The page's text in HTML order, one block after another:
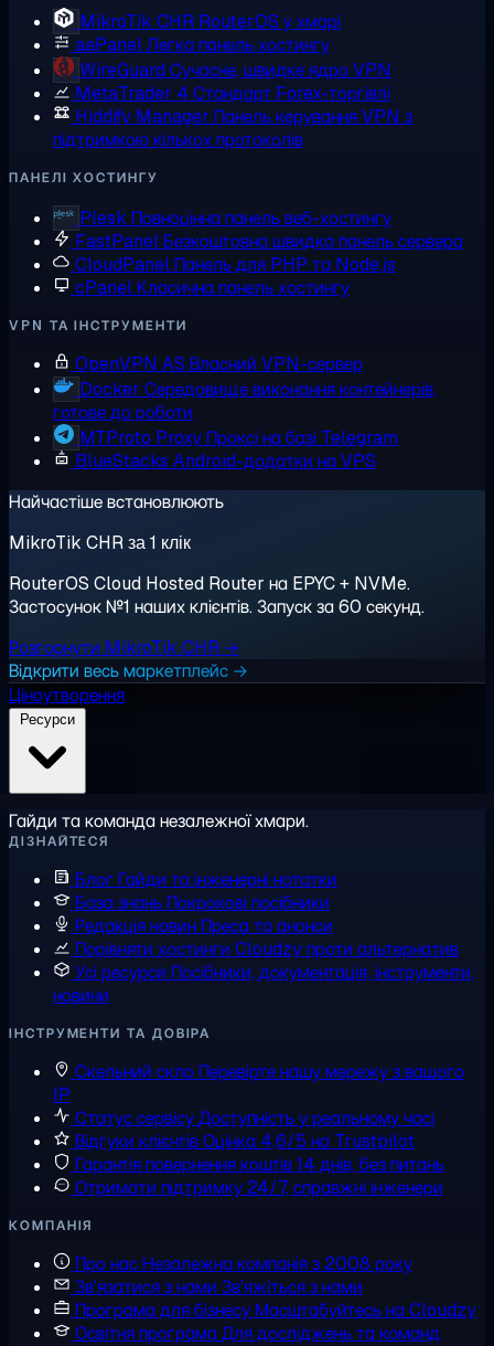
MikroTik CHR RouterOS у хмарі
aaPanelЛегка панель хостингу
WireGuard Сучасне, швидке ядро VPN
MetaTrader 4 Стандарт Forex-торгівлі
Hiddify Manager Панель керування VPN з
підтримкою кількох протоколів
ПАНЕЛІ ХОСТИНГУ
Plesk Повноцінна панель веб-хостингу
FastPanelБезкоштовна швидка панель сервера
CloudPanel Панель для PHP та Node.js
cPanelКласична панель хостингу
VPN ТА ІНСТРУМЕНТИ
OpenVPN AS Власний VPN-сервер
Docker Середовище виконання контейнерів,
готове до роботи
MTProto Proxy Проксі на базі Telegram
BlueStacks Android-додатки на VPS
Найчастіше встановлюють
MikroTik CHR за 1 клік
RouterOS Cloud Hosted Router на EPYC + NVMe.
Застосунок №1 наших клієнтів. Запуск за 60 секунд.
Розгорнути MikroTik CHR →
Відкрити весь маркетплейс →
Ціноутворення
Гайди та команда незалежної хмари.
ДІЗНАЙТЕСЯ
Блог Гайди та інженерні нотатки
База знань Покрокові посібники
Редакція новин Преса та анонси
Порівняти хостинги Cloudzy проти альтернатив
Усі ресурси Посібники, документація, інструменти,
новини
ІНСТРУМЕНТИ ТА ДОВІРА
Скельний скло Перевірте нашу мережу з вашого
IP
Статус сервісуДоступність у реальному часі
Відгуки клієнтівОцінка 4,6/5 на Trustpilot
Гарантія повернення коштів14 днів, без питань
Отримати підтримку 24/7, справжні інженери
КОМПАНІЯ
Про насНезалежна компанія з 2008 року
Зв'язатися з нами Зв'яжіться з нами
Програма для бізнесуМасштабуйтесь на Cloudzy
Освітня програмаДля досліджень та команд